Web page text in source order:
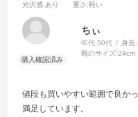
光沢感:あり 重さ :軽い
ちぃ
年代:50代 身長:
靴のサイズ:24cm
値段も買いやすい範囲で良か
満足しています。